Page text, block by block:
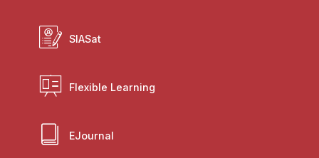
SIASat
Flexible Learning
EJournal